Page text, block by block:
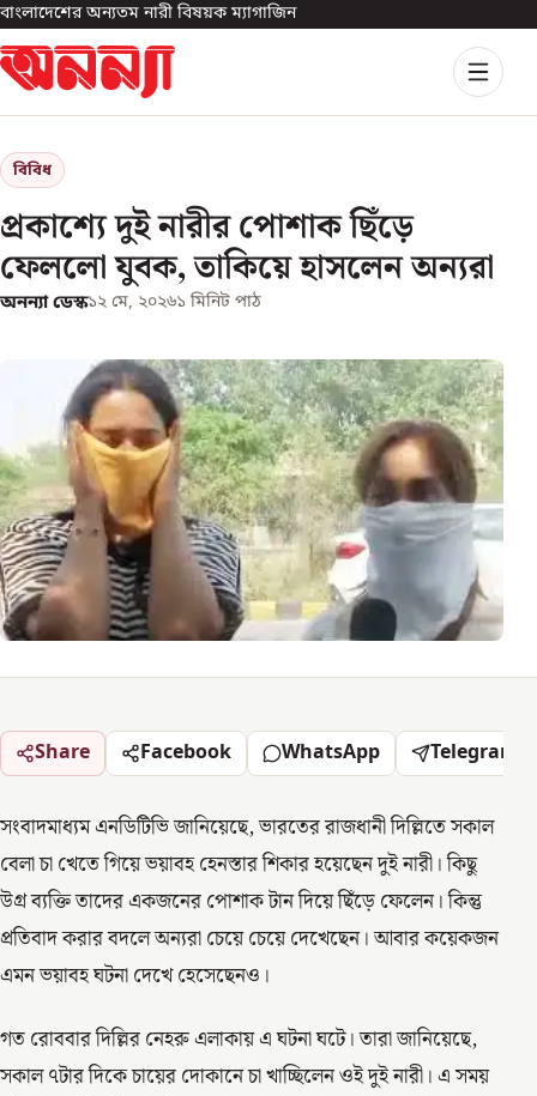
বাংলাদেশের অন্যতম নারী বিষয়ক ম্যাগাজিন
বিবিধ
প্রকাশ্যে দুই নারীর পোশাক ছিঁড়ে
ফেললো যুবক, তাকিয়ে হাসলেন অন্যরা
অনন্যা ডেস্ক১২ মে, ২০২৬১ মিনিট পাঠ
Share Facebook WhatsApp Telegram
সংবাদমাধ্যম এনডিটিভি জানিয়েছে, ভারতের রাজধানী দিল্লিতে সকাল
বেলা চা খেতে গিয়ে ভয়াবহ হেনস্তার শিকার হয়েছেন দুই নারী। কিছু
উগ্র ব্যক্তি তাদের একজনের পোশাক টান দিয়ে ছিঁড়ে ফেলেন। কিন্তু
প্রতিবাদ করার বদলে অন্যরা চেয়ে চেয়ে দেখেছেন। আবার কয়েকজন
এমন ভয়াবহ ঘটনা দেখে হেসেছেনও।
গত রোববার দিল্লির নেহরু এলাকায় এ ঘটনা ঘটে। তারা জানিয়েছে,
সকাল ৭টার দিকে চায়ের দোকানে চা খাচ্ছিলেন ওই দুই নারী। এ সময়